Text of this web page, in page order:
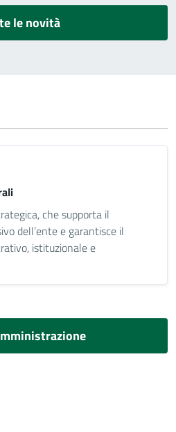
le novità
che supporta il
dell’ente e garantisce il
istituzionale e